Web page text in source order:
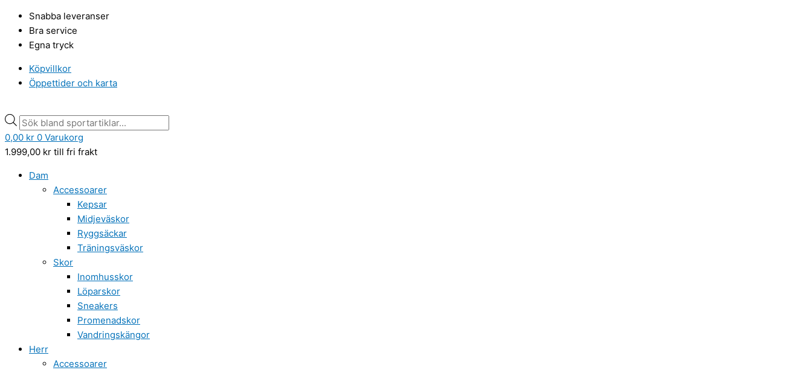
innehåll
Snabba leveranser
Bra service
Egna tryck
Köpvillkor
Öppettider och karta
search
0,00 kr 0 Varukorg
1.999,00 kr till fri frakt
Dam
Accessoarer
Kepsar
Midjeväskor
Ryggsäckar
Träningsväskor
Skor
Inomhusskor
Löparskor
Sneakers
Promenadskor
Vandringskängor
Herr
Accessoarer
search
mjukisbyxor
med
mudd
mängd